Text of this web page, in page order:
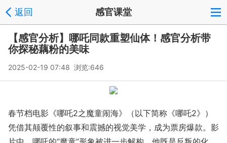
返回 感官课堂
【感官分析】哪吒同款重塑仙体！感官分析带
你探秘藕粉的美味
2025-02-19 07:48 浏览:646
春节档电影《哪吒2之魔童闹海》（以下简称《哪吒2》）
凭借其颠覆性的叙事和震撼的视觉美学，成为票房爆款。影